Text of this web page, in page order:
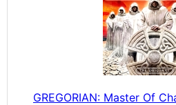
GREGORIAN: Master Of